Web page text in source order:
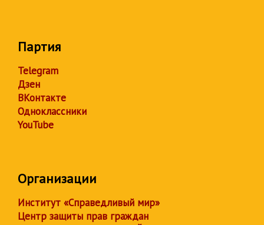
Партия
Telegram
Дзен
ВКонтакте
Одноклассники
YouTube
Организации
Институт «Справедливый мир»
Центр защиты прав граждан